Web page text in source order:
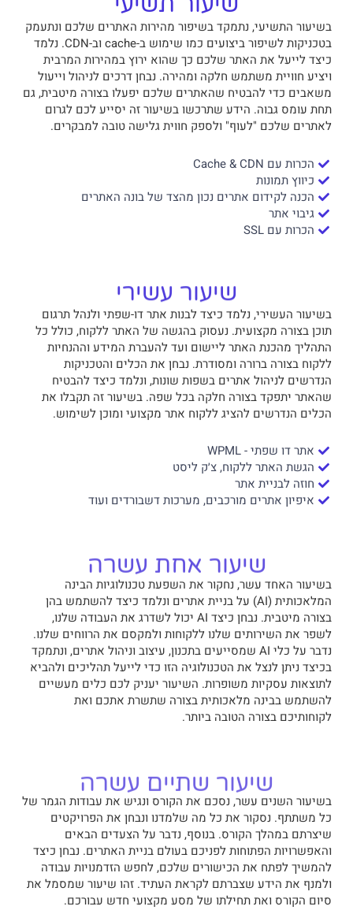
בשיעור התשיעי, נתמקד בשיפור מהירות האתרים שלכם ונתעמק
בטכניקות לשיפור ביצועים כמו שימוש ב-cache וב-CDN. נלמד
כיצד לייעל את האתר שלכם כך שהוא ירוץ במהירות המרבית
ויציע חוויית משתמש חלקה ומהירה. נבחן דרכים לניהול וייעול
משאבים כדי להבטיח שהאתרים שלכם יפעלו בצורה מיטבית, גם
תחת עומס גבוה. הידע שתרכשו בשיעור זה יסייע לכם לגרום
לאתרים שלכם "לעוף" ולספק חווית גלישה טובה למבקרים.
הכרות עם Cache & CDN
כיווץ תמונות
הכנה לקידום אתרים נכון מהצד של בונה האתרים
גיבוי אתר
הכרות עם SSL
שיעור עשירי
בשיעור העשירי, נלמד כיצד לבנות אתר דו-שפתי ולנהל תרגום
תוכן בצורה מקצועית. נעסוק בהגשה של האתר ללקוח, כולל כל
התהליך מהכנת האתר ליישום ועד להעברת המידע וההנחיות
ללקוח בצורה ברורה ומסודרת. נבחן את הכלים והטכניקות
הנדרשים לניהול אתרים בשפות שונות, ונלמד כיצד להבטיח
שהאתר יתפקד בצורה חלקה בכל שפה. בשיעור זה תקבלו את
הכלים הנדרשים להציג ללקוח אתר מקצועי ומוכן לשימוש.
אתר דו שפתי - WPML
הגשת האתר ללקוח, צ׳ק ליסט
חוזה לבניית אתר
איפיון אתרים מורכבים, מערכות דשבורדים ועוד
שיעור אחת עשרה
בשיעור האחד עשר, נחקור את השפעת טכנולוגיות הבינה
המלאכותית (AI) על בניית אתרים ונלמד כיצד להשתמש בהן
בצורה מיטבית. נבחן כיצד AI יכול לשדרג את העבודה שלנו,
לשפר את השירותים שלנו ללקוחות ולמקסם את הרווחים שלנו.
נדבר על כלי AI שמסייעים בתכנון, עיצוב וניהול אתרים, ונתמקד
בכיצד ניתן לנצל את הטכנולוגיה הזו כדי לייעל תהליכים ולהביא
לתוצאות עסקיות משופרות. השיעור יעניק לכם כלים מעשיים
להשתמש בבינה מלאכותית בצורה שתשרת אתכם ואת
לקוחותיכם בצורה הטובה ביותר.
שיעור שתיים עשרה
בשיעור השנים עשר, נסכם את הקורס ונגיש את עבודות הגמר של
כל משתתף. נסקור את כל מה שלמדנו ונבחן את הפרויקטים
שיצרתם במהלך הקורס. בנוסף, נדבר על הצעדים הבאים
והאפשרויות הפתוחות לפניכם בעולם בניית האתרים. נבחן כיצד
להמשיך לפתח את הכישורים שלכם, לחפש הזדמנויות עבודה
ולמנף את הידע שצברתם לקראת העתיד. זהו שיעור שמסמל את
סיום הקורס ואת תחילתו של מסע מקצועי חדש עבורכם.